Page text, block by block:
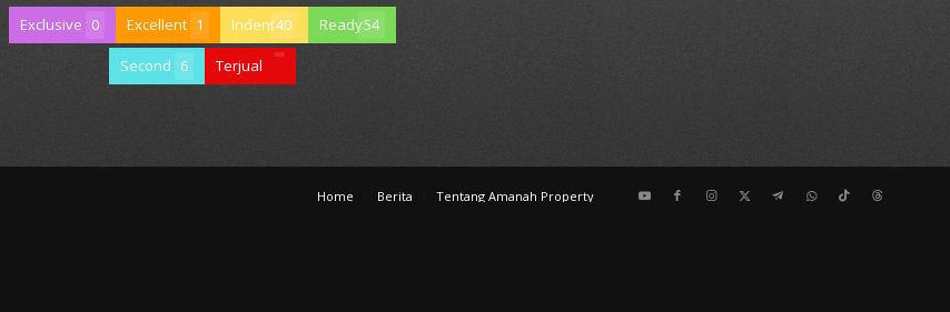
Exclusive 0 Excellent 1 Indent40 Ready54
Second 6 Terjual
Home Berita Tentang Amanah Property